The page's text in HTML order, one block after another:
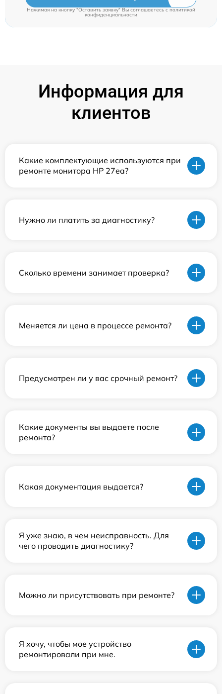
Нажимая на кнопку "Оставить заявку" Вы соглашаетесь c политикой
конфиденциальности
Информация для
клиентов
Какие комплектующие используются при
ремонте монитора HP 27ea?
Нужно ли платить за диагностику?
Сколько времени занимает проверка?
Меняется ли цена в процессе ремонта?
Предусмотрен ли у вас срочный ремонт?
Какие документы вы выдаете после
ремонта?
Какая документация выдается?
Я уже знаю, в чем неисправность. Для
чего проводить диагностику?
Можно ли присутствовать при ремонте?
Я хочу, чтобы мое устройство
ремонтировали при мне.